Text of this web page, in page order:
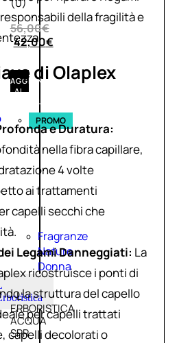
(0)
56,00€
42,00€
AGGIUNGI
AL
CARRELLO
PROMO
Fragranze
Nature
Donna
L’
ERBORISTICA
ACQUA
SPR
della fragilità e
di Olaplex
e Duratura:
nella fibra capillare,
4 volte
ai trattamenti
capelli secchi che
Legami Danneggiati: La
ricostruisce i ponti di
la struttura del capello
per capelli trattati
capelli decolorati o